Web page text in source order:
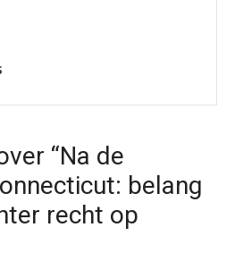
“Na de
belang
recht op